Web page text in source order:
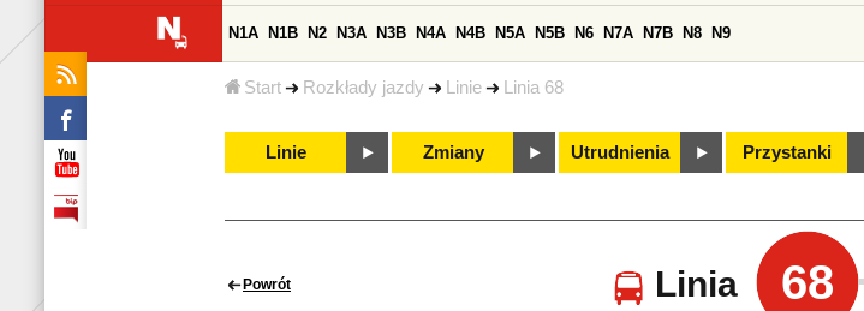
Start Rozkłady jazdy Linie Linia 68
N1A N1B N2 N3A N3B N4A N4B N5A N5B N6 N7A N7B N8 N9
Linie Zmiany Utrudnienia Przystanki
Powrót Linia 68